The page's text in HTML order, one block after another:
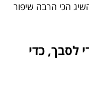
הכי הרבה שיפור
לסבך, כדי